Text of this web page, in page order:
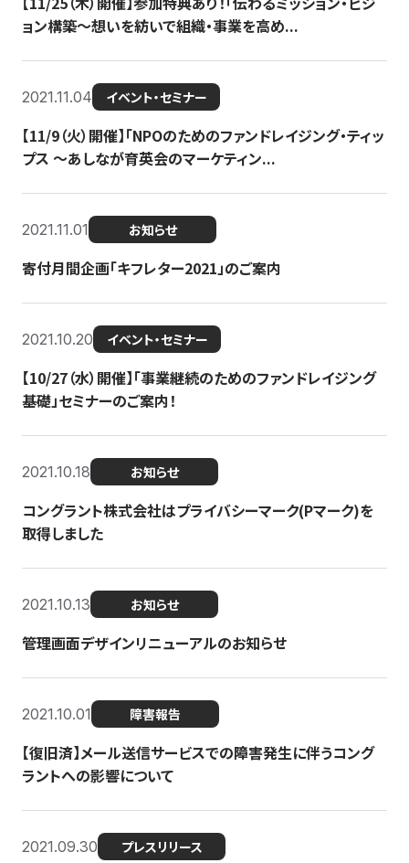
ョン構築〜想いを紡いで組織・事業を高め...
2021.11.04 イベント・セミナー
【11/9（火）開催】「NPOのためのファンドレイジング・ティッ
プス 〜あしなが育英会のマーケティン...
2021.11.01 お知らせ
寄付月間企画「キフレター2021」のご案内
2021.10.20 イベント・セミナー
【10/27（水）開催】「事業継続のためのファンドレイジング
基礎」セミナーのご案内！
2021.10.18 お知らせ
コングラント株式会社はプライバシーマーク(Pマーク)を
取得しました
2021.10.13 お知らせ
管理画面デザインリニューアルのお知らせ
2021.10.01 障害報告
【復旧済】メール送信サービスでの障害発生に伴うコング
ラントへの影響について
2021.09.30 プレスリリース